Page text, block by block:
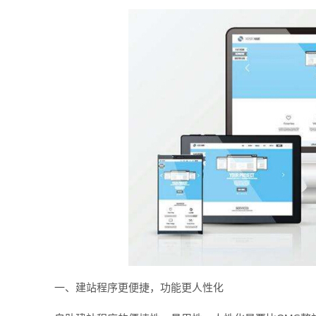
一、建站程序更便捷，功能更人性化